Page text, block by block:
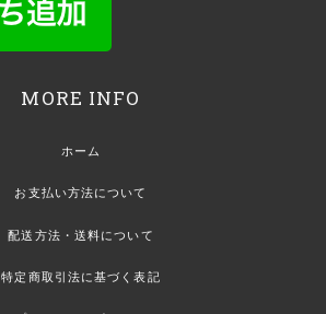
MORE INFO
ホーム
お支払い方法について
配送方法・送料について
特定商取引法に基づく表記